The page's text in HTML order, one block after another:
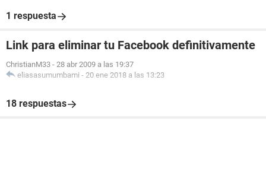
1 respuesta
Link para eliminar tu Facebook definitivamente
ChristianM33 - 28 abr 2009 a las 19:37
eliasasumumbami - 20 ene 2018 a las 13:23
18 respuestas